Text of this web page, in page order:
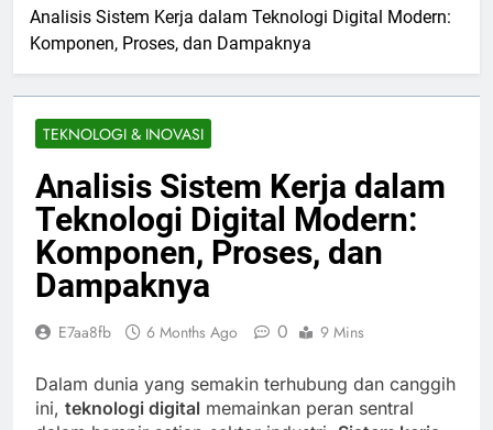
Analisis Sistem Kerja dalam Teknologi Digital Modern:
Komponen, Proses, dan Dampaknya
TEKNOLOGI & INOVASI
Analisis Sistem Kerja dalam
Teknologi Digital Modern:
Komponen, Proses, dan
Dampaknya
E7aa8fb 6 Months Ago 0 9 Mins
Dalam dunia yang semakin terhubung dan canggih
ini, teknologi digital memainkan peran sentral